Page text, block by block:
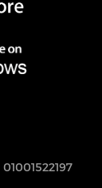
01001522197